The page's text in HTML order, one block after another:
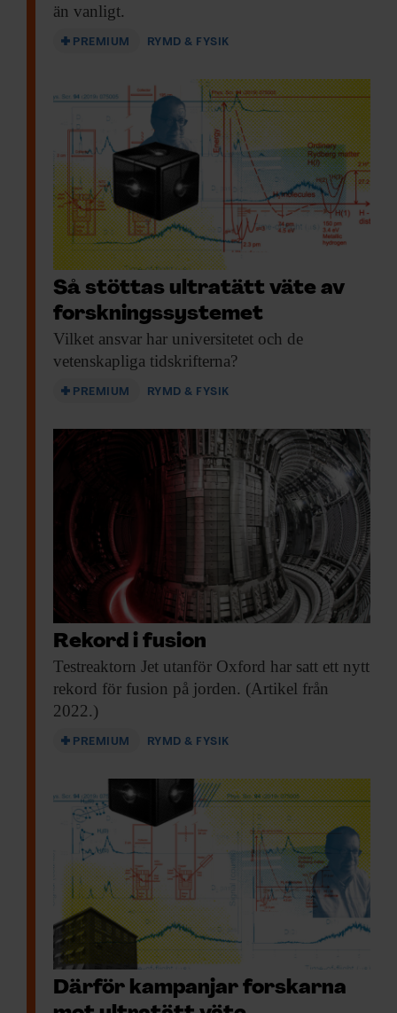
än vanligt.
PREMIUM RYMD & FYSIK
Så stöttas ultratätt väte av
forskningssystemet
Vilket ansvar har universitetet och de
vetenskapliga tidskrifterna?
PREMIUM RYMD & FYSIK
Rekord i fusion
Testreaktorn Jet utanför Oxford har satt ett nytt
rekord för fusion på jorden. (Artikel från
2022.)
PREMIUM RYMD & FYSIK
Därför kampanjar forskarna